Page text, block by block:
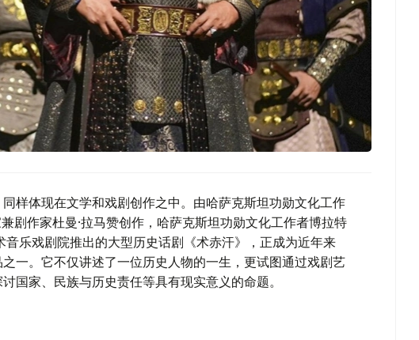
样体现在文学和戏剧创作之中。由哈萨克斯坦功勋文化工作
剧作家杜曼·拉马赞创作，哈萨克斯坦功勋文化工作者博拉特
音乐戏剧院推出的大型历史话剧《术赤汗》，正成为近年来
一。它不仅讲述了一位历史人物的一生，更试图通过戏剧艺
国家、民族与历史责任等具有现实意义的命题。